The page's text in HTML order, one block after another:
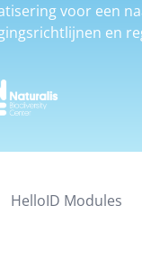
voor een
en
HelloID Modules